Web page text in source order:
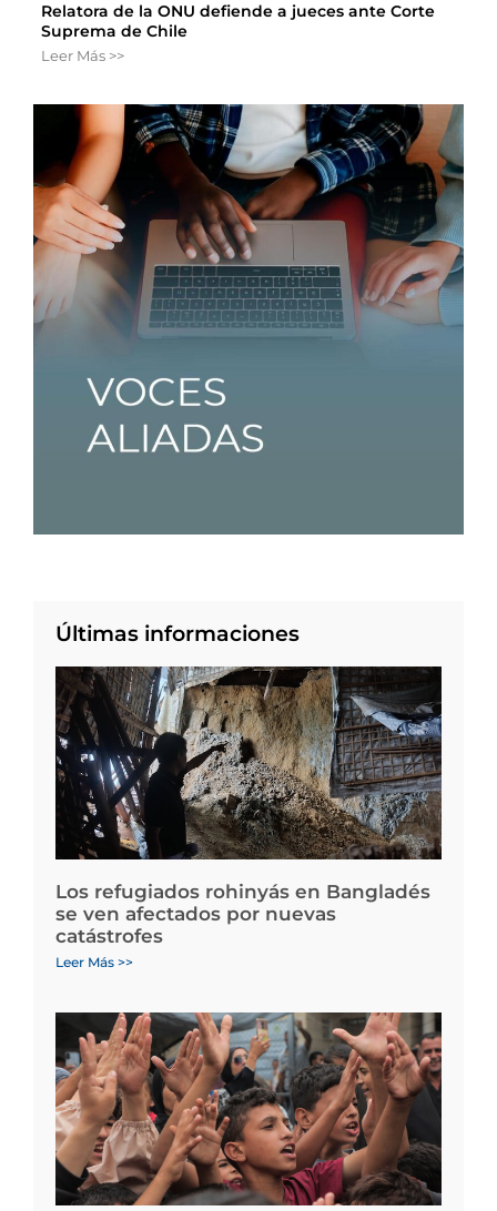
Relatora de la ONU defiende a jueces ante Corte
Suprema de Chile
Leer Más >>
Últimas informaciones
Los refugiados rohinyás en Bangladés
se ven afectados por nuevas
catástrofes
Leer Más >>